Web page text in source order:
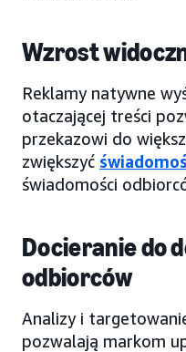
Wzrost
Reklamy natywne
otaczającej treści
przekazowi do
zwiększyć
świadomości
Docieranie do
odbiorców
Analizy i
pozwalają markom